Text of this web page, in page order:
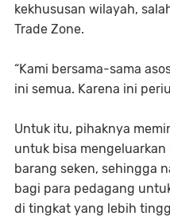
kekhususan wilayah,
Trade Zone.
“Kami bersama-sama
ini semua. Karena ini
Untuk itu, pihaknya
untuk bisa
barang seken, sehingga
bagi para pedagang
di tingkat yang lebih